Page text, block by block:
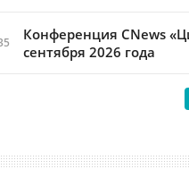
Конференция CNews
сентября 2026 года